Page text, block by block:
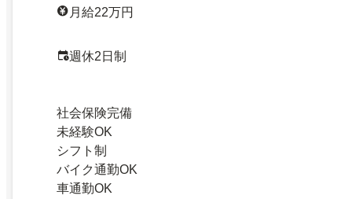
月給22万円
週休2日制
社会保険完備
未経験OK
シフト制
バイク通勤OK
車通勤OK